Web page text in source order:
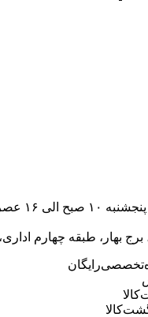
بهار، طبقه چهارم اداری،